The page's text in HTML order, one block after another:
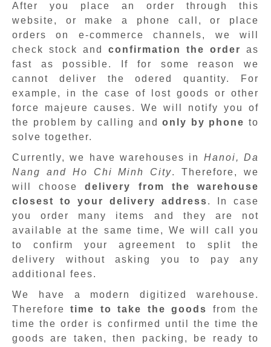
After you place an order through this
website, or make a phone call, or place
orders on e-commerce channels, we will
check stock and confirmation the order
as
fast as possible. If for some reason we
cannot deliver the odered quantity. For
example, in the case of lost goods or other
force majeure causes. We will notify you of
the problem by calling andonly by phone to
solve together.
Currently, we have warehouses in Hanoi, Da
Nang and Ho Chi Minh City. Therefore, we
will choosedelivery from the warehouse
closest to your delivery address. In case
you order many items and they are not
available at the same time, We will call you
to confirm your agreement to split the
delivery without asking you to pay any
additional fees.
We have a modern digitized warehouse.
Thereforetime to take the goods
from the
time the order is confirmed until the time the
goods are taken, then packing, be ready to